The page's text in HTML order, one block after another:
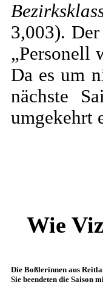
3,003).
„Personell
Da es um
nächste
umgekehrt
Wie
Die Boßlerinnen aus
Sie beendeten die Saison